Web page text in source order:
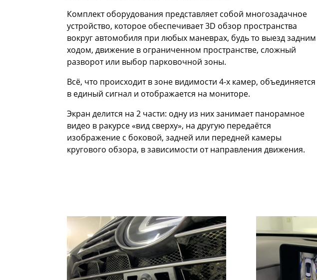
Комплект оборудования представляет собой многозадачное
устройство, которое обеспечивает 3D обзор пространства
вокруг автомобиля при любых маневрах, будь то выезд задним
ходом, движение в ограниченном пространстве, сложный
разворот или выбор парковочной зоны.
Всё, что происходит в зоне видимости 4-х камер, объединяется
в единый сигнал и отображается на мониторе.
Экран делится на 2 части: одну из них занимает панорамное
видео в ракурсе «вид сверху», на другую передаётся
изображение с боковой, задней или передней камеры
кругового обзора, в зависимости от направления движения.